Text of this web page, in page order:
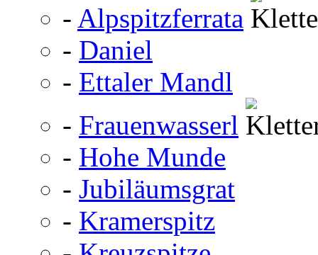
- Alpspitzferrata
- Daniel
- Ettaler Mandl
- Frauenwasserl
- Hohe Munde
- Jubiläumsgrat
- Kramerspitz